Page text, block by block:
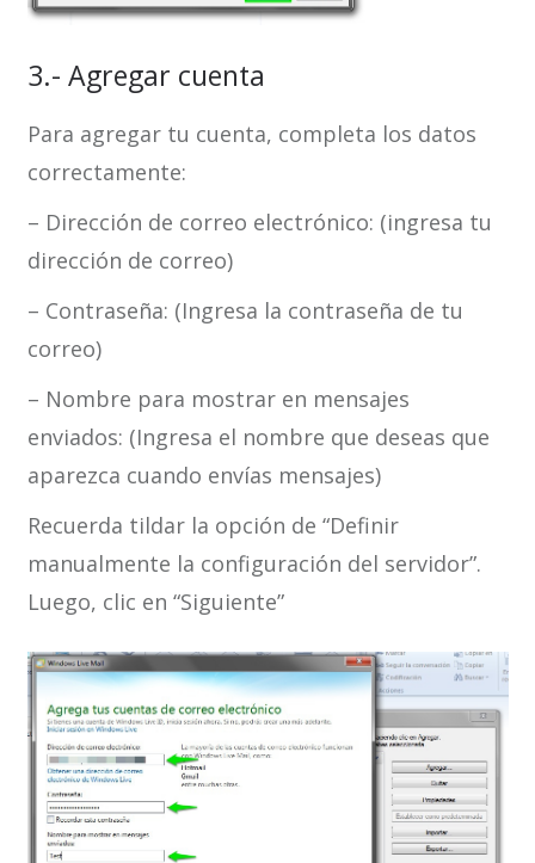
3.- Agregar cuenta
Para agregar tu cuenta, completa los datos
correctamente:
– Dirección de correo electrónico: (ingresa tu
dirección de correo)
– Contraseña: (Ingresa la contraseña de tu
correo)
– Nombre para mostrar en mensajes
enviados: (Ingresa el nombre que deseas que
aparezca cuando envías mensajes)
Recuerda tildar la opción de “Definir
manualmente la configuración del servidor”.
Luego, clic en “Siguiente”